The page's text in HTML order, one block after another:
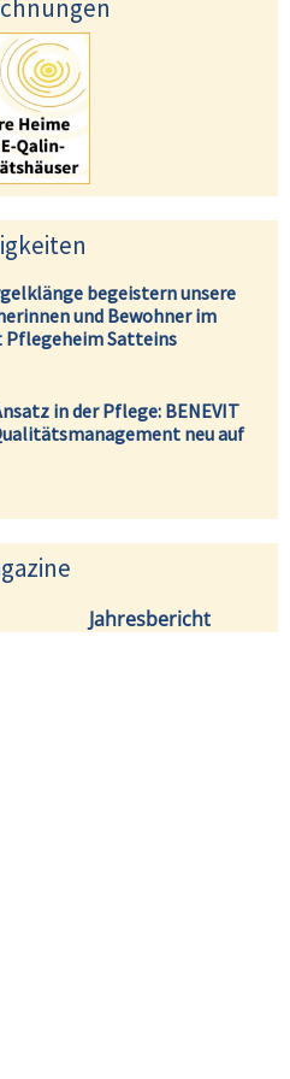
begeistern unsere
und Bewohner im
Pflegeheim Satteins
in der Pflege: BENEVIT
neu auf
Jahresbericht